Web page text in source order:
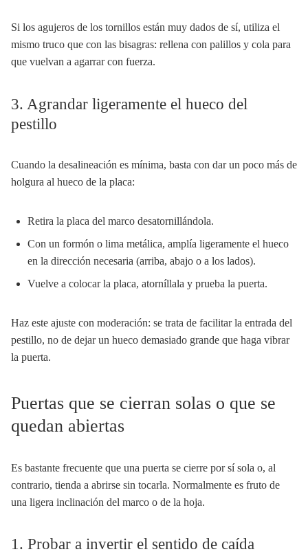
Si los agujeros de los tornillos están muy dados de sí, utiliza el
mismo truco que con las bisagras: rellena con palillos y cola para
que vuelvan a agarrar con fuerza.
3. Agrandar ligeramente el hueco del
pestillo
Cuando la desalineación es mínima, basta con dar un poco más de
holgura al hueco de la placa:
Retira la placa del marco desatornillándola.
Con un formón o lima metálica, amplía ligeramente el hueco
en la dirección necesaria (arriba, abajo o a los lados).
Vuelve a colocar la placa, atorníllala y prueba la puerta.
Haz este ajuste con moderación: se trata de facilitar la entrada del
pestillo, no de dejar un hueco demasiado grande que haga vibrar
la puerta.
Puertas que se cierran solas o que se
quedan abiertas
Es bastante frecuente que una puerta se cierre por sí sola o, al
contrario, tienda a abrirse sin tocarla. Normalmente es fruto de
una ligera inclinación del marco o de la hoja.
1. Probar a invertir el sentido de caída